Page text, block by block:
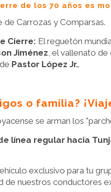
de los 70 años es
de Carrozas y Comparsas.
Cierre: El reguetón
Jiménez , el vallenato
Pastor López Jr..
o familia?
se arman los
línea regular hacia
exclusivo para tu
de nuestros conductores